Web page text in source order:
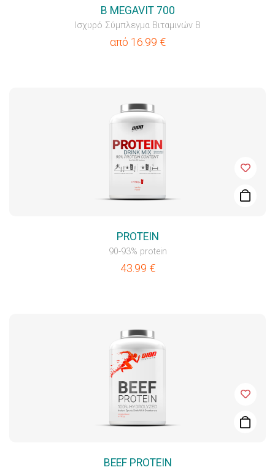
B MEGAVIT 700
Ισχυρό Σύμπλεγμα Βιταμινών B
από 16.99 €
PROTEIN
90-93% protein
43.99 €
BEEF PROTEIN